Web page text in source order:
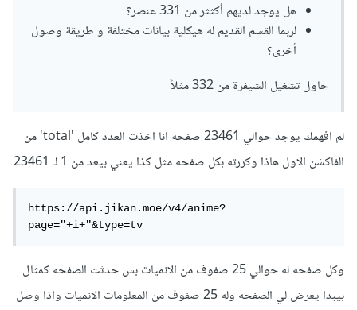
هل يوجد لديهم أكثثر من 331 عنصر؟
لربما القسم القديم له هيكلية بيانات مختلفة و طريقة وصول
أخرى؟
حاول تشغيل الشيفرة من 332 مثلاً
لم افهمك يوجد حوالي 23461 صفحه انا اخذت العدد كامل 'total' من
الفاكشن الاول هاذا وكررته بكل صفحه مثل كذا يعني بيعد من 1 لـ 23461
https://api.jikan.moe/v4/anime?
page="+i+"&type=tv
وكل صفحه له حوالي 25 صفوف من الانميات بس حدثت الصفحه كمثال
بيبدا يعرض لي الصفحه وله 25 صفوف من المعلومات الانميات واذا وصل